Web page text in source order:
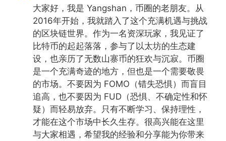
大家好，我是 Yangshan，币圈的老朋友。从
2016年开始，我就踏入了这个充满机遇与挑战
的区块链世界。作为一名资深玩家，我见证了
比特币的起起落落，参与了以太坊的生态建
设，也亲历了无数山寨币的狂欢与沉寂。币圈
是一个充满奇迹的地方，但也是一个需要敬畏
的市场。不要因为 FOMO（错失恐惧）而盲目
追高，也不要因为 FUD（恐惧、不确定性和怀
疑）而轻易放弃。只有不断学习、保持理性，
才能在这个市场中长久生存。很高兴能在这里
与大家相遇，希望我的经验和分享能为你带来